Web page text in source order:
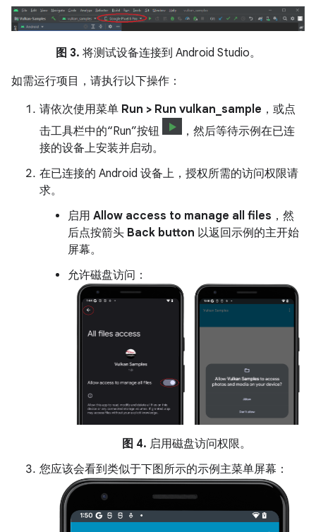
图 3. 将测试设备连接到 Android Studio。
如需运行项目，请执行以下操作：
请依次使用菜单 Run > Run vulkan_sample ，或点
击工具栏中的“Run”按钮
，然后等待示例在已连
接的设备上安装并启动。
在已连接的 Android 设备上，授权所需的访问权限请
求。
启用 Allow access to manage all files ，然
后点按箭头 Back button 以返回示例的主开始
屏幕。
允许磁盘访问：
图 4. 启用磁盘访问权限。
您应该会看到类似于下图所示的示例主菜单屏幕：